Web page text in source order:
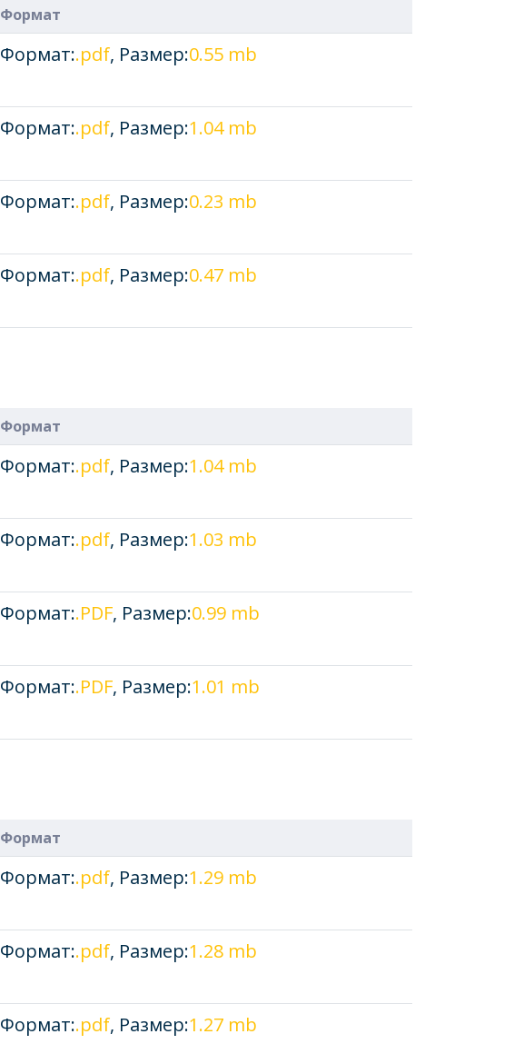
Формат
Формат:.pdf, Размер:0.55 mb
Формат:.pdf, Размер:1.04 mb
Формат:.pdf, Размер:0.23 mb
Формат:.pdf, Размер:0.47 mb
Формат
Формат:.pdf, Размер:1.04 mb
Формат:.pdf, Размер:1.03 mb
Формат:.PDF, Размер:0.99 mb
Формат:.PDF, Размер:1.01 mb
Формат
Формат:.pdf, Размер:1.29 mb
Формат:.pdf, Размер:1.28 mb
Формат:.pdf, Размер:1.27 mb